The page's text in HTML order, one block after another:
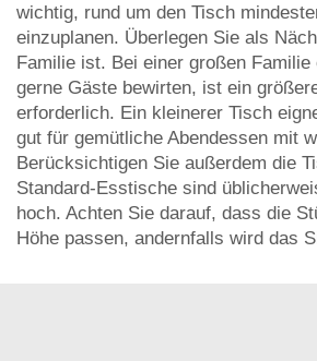
wichtig, rund um den Tisch
einzuplanen. Überlegen Sie als
Familie ist. Bei einer großen Familie
gerne Gäste bewirten, ist ein
erforderlich. Ein kleinerer Tisch
gut für gemütliche Abendessen mit
Berücksichtigen Sie außerdem die
Standard-Esstische sind
hoch. Achten Sie darauf, dass die
Höhe passen, andernfalls wird das